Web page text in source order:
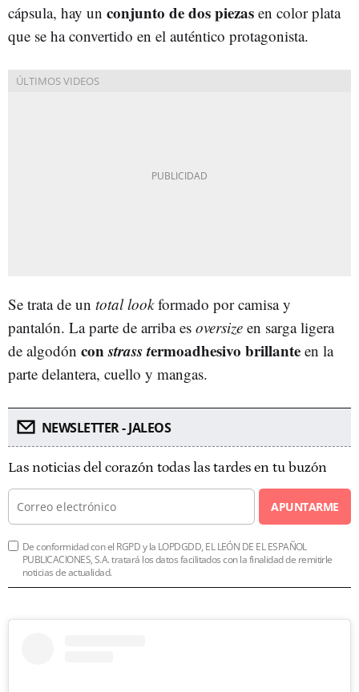
cápsula, hay un conjunto de dos piezas en color plata
que se ha convertido en el auténtico protagonista.
Se trata de un total lookformado por camisa y
pantalón. La parte de arriba es oversize en sarga ligera
de algodón constrass termoadhesivo brillante en la
parte delantera, cuello y mangas.
NEWSLETTER - JALEOS
Las noticias del corazón todas las tardes en tu buzón
APUNTARME
De conformidad con el RGPD y la LOPDGDD, EL LEÓN DE EL ESPAÑOL
PUBLICACIONES, S.A. tratará los datos facilitados con la finalidad de remitirle
noticias de actualidad.